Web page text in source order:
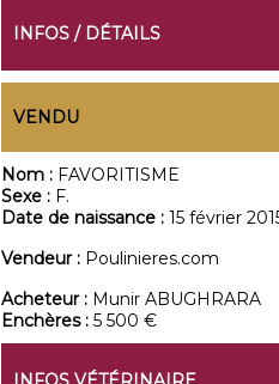
INFOS / DÉTAILS
VENDU
Nom : FAVORITISME
Sexe : F.
Date de naissance : 15 février
Vendeur : Poulinieres.com
Acheteur : Munir ABUGHRARA
Enchères : 5 500 €